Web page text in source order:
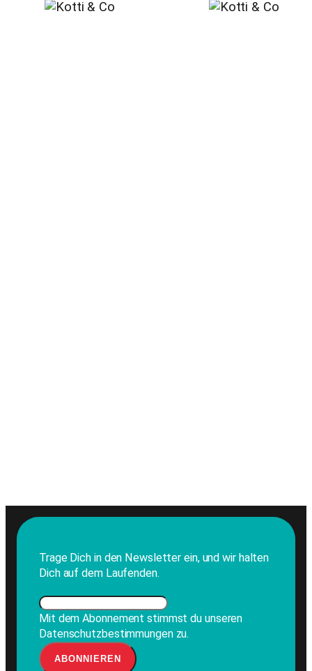
Trage Dich in den Newsletter ein, und wir halten
Dich auf dem Laufenden.
Mit dem Abonnement stimmst du unseren
Datenschutzbestimmungen zu.